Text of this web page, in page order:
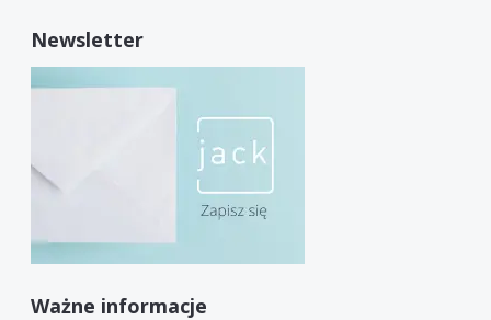
Newsletter
Ważne informacje